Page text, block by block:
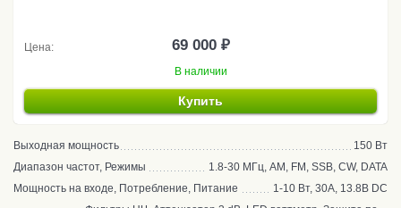
Цена: 69 000 ₽
В наличии
Купить
Выходная мощность
150 Вт
Диапазон частот, Режимы
1.8-30 МГц, AM, FM, SSB, CW, DATA
Мощность на входе, Потребление, Питание
1-10 Вт, 30А, 13.8В DC